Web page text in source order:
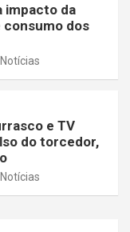
impacto da
consumo dos
e TV
do torcedor,